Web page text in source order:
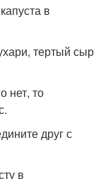
тертый сыр
нет, то
друг с